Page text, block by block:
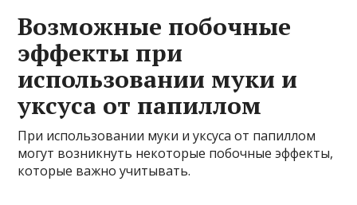
Возможные побочные
эффекты при
использовании муки и
уксуса от папиллом
При использовании муки и уксуса от папиллом
могут возникнуть некоторые побочные эффекты,
которые важно учитывать.